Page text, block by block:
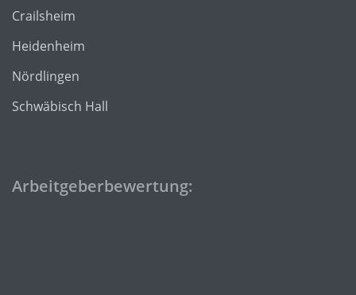
Crailsheim
Heidenheim
Nördlingen
Schwäbisch Hall
Arbeitgeberbewertung: